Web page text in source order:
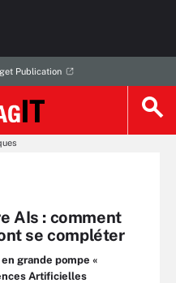
Publication
AIs : comment
se compléter
grande pompe «
Artificielles